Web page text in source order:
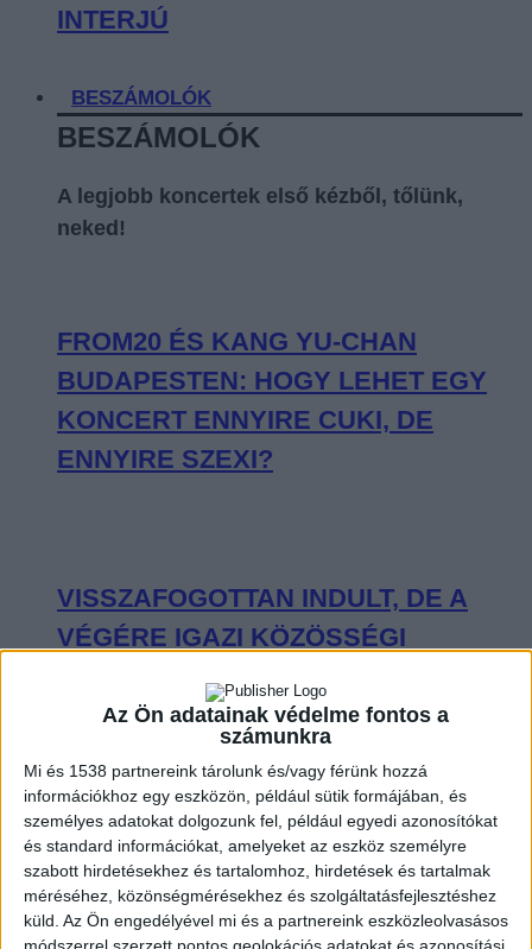
Az Ön adatainak védelme fontos a
számunkra
Mi és 1538 partnereink tárolunk és/vagy férünk hozzá
információkhoz egy eszközön, például sütik formájában, és
személyes adatokat dolgozunk fel, például egyedi azonosítókat
és standard információkat, amelyeket az eszköz személyre
szabott hirdetésekhez és tartalomhoz, hirdetések és tartalmak
méréséhez, közönségmérésekhez és szolgáltatásfejlesztéshez
küld. Az Ön engedélyével mi és a partnereink eszközleolvasásos
INTERJÚ
BESZÁMOLÓK
BESZÁMOLÓK
A legjobb koncertek első kézből, tőlünk,
neked!
FROM20 ÉS KANG YU-CHAN
BUDAPESTEN: HOGY LEHET EGY
KONCERT ENNYIRE CUKI, DE
ENNYIRE SZEXI?
VISSZAFOGOTTAN INDULT, DE A
VÉGÉRE IGAZI KÖZÖSSÉGI
ÉLMÉNNYÉ VÁLT SEAL BUDAPESTI
KONCERTJE
OLYAN VOLT CHARLIE PUTH A
BUDAPEST PARK SZÍNPADÁN, MINT
KISGYEREK A CUKORKABOLTBAN